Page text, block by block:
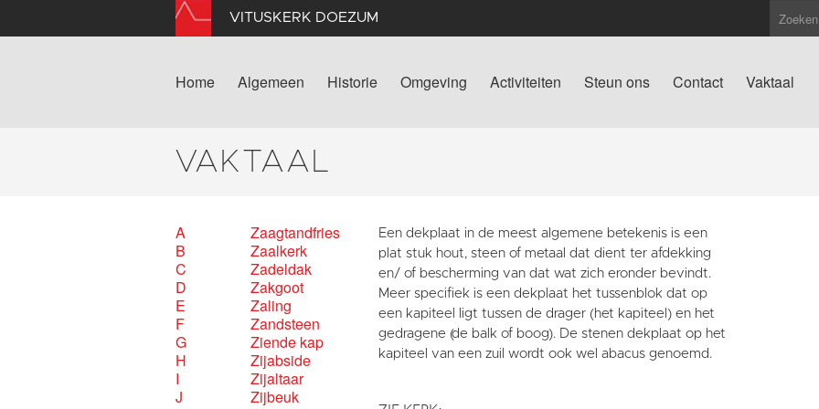
VITUSKERK DOEZUM
Home Algemeen Historie Omgeving Activiteiten Steun ons Contact Vaktaal
VAKTAAL
A
B
C
D
E
F
G
H
I
J
Zaagtandfries
Zaalkerk
Zadeldak
Zakgoot
Zaling
Zandsteen
Ziende kap
Zijabside
Zijaltaar
Zijbeuk
Een dekplaat in de meest algemene betekenis is een
plat stuk hout, steen of metaal dat dient ter afdekking
en/ of bescherming van dat wat zich eronder bevindt.
Meer specifiek is een dekplaat het tussenblok dat op
een kapiteel ligt tussen de drager (het kapiteel) en het
gedragene (de balk of boog). De stenen dekplaat op het
kapiteel van een zuil wordt ook wel abacus genoemd.